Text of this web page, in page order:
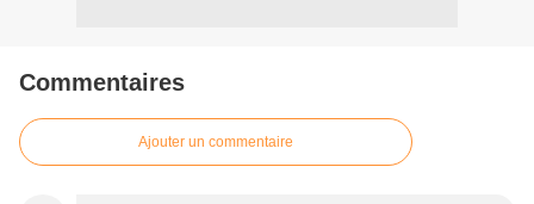
Commentaires
Ajouter un commentaire